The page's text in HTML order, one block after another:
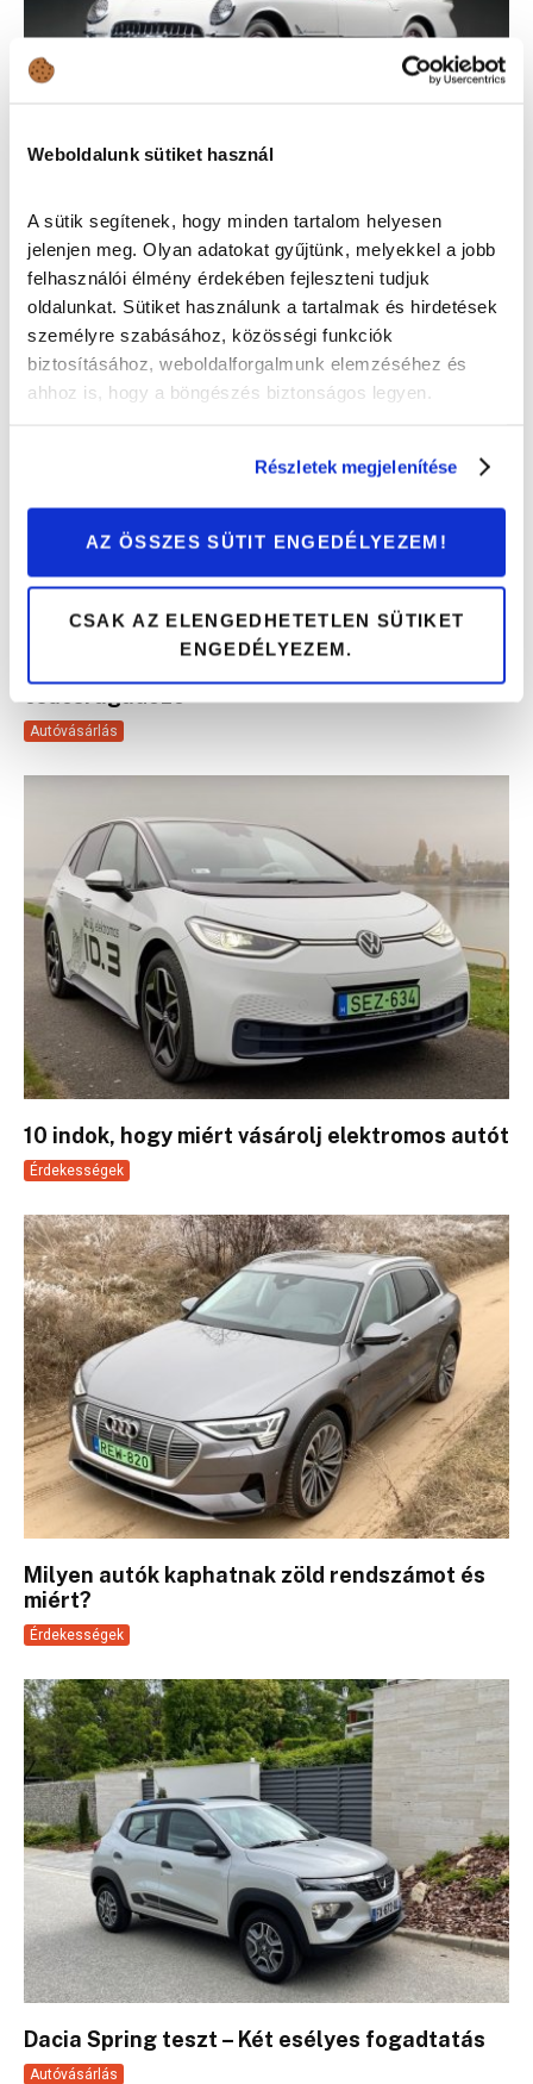
Weboldalunk sütiket használ
A sütik segítenek, hogy minden tartalom helyesen
jelenjen meg. Olyan adatokat gyűjtünk, melyekkel a jobb
felhasználói élmény érdekében fejleszteni tudjuk
oldalunkat. Sütiket használunk a tartalmak és hirdetések
személyre szabásához, közösségi funkciók
biztosításához, weboldalforgalmunk elemzéséhez és
ahhoz is, hogy a böngészés biztonságos legyen.
Részletek megjelenítése
AZ ÖSSZES SÜTIT ENGEDÉLYEZEM!
CSAK AZ ELENGEDHETETLEN SÜTIKET
ENGEDÉLYEZEM.
forgalomban lévő modellek
Autóvásárlás
10 indok, hogy miért vásárolj elektromos autót
Érdekességek
Milyen autók kaphatnak zöld rendszámot és
miért?
Érdekességek
Dacia Spring teszt – Két esélyes fogadtatás
Autóvásárlás